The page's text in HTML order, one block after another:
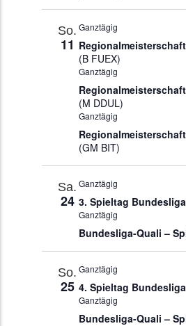
So.
11
Ganztägig
(B FUEX)
Ganztägig
(M DDUL)
Ganztägig
(GM BIT)
Sa.
24
Ganztägig
3. Spieltag
Ganztägig
Bundesliga-Quali –
So.
25
Ganztägig
4. Spieltag
Ganztägig
Bundesliga-Quali –